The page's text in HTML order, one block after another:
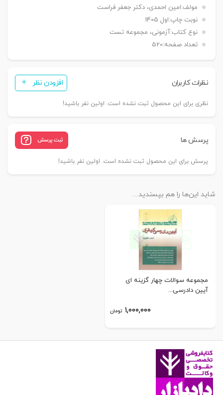
مولف:امین احمدی، دکتر جعفر فراست
نوبت چاپ:اول 1405
نوع کتاب:آزمونی، مجموعه تست
تعداد صفحه:520
نظرات کاربران افزودن نظر
نظری برای این محصول ثبت نشده است. اولین نفر باشید!
پرسش ها ثبت پرسش
پرسش برای این محصول ثبت نشده است. اولین نفر باشید!
شاید این‌ها را هم بپسندید…
مجموعه سوالات چهار گزینه ای
آیین دادرسی...
۱,۰۰۰,۰۰۰ تومان